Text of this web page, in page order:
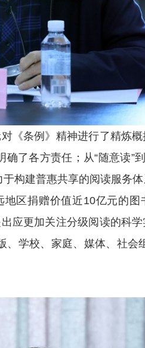
《条例》精神进行了精炼
了各方责任；从“随意读”
于构建普惠共享的阅读服务
区捐赠价值近10亿元的
应更加关注分级阅读的科
、学校、家庭、媒体、社会